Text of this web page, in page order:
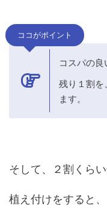
ココがポイント
コスパの良
残り１割を
ます。
そして、２割くら
植え付けをすると、